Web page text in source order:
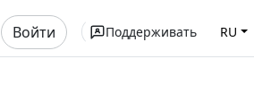
Войти Поддерживать RU